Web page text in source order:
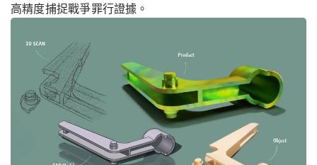
高精度捕捉戰爭罪行證據。